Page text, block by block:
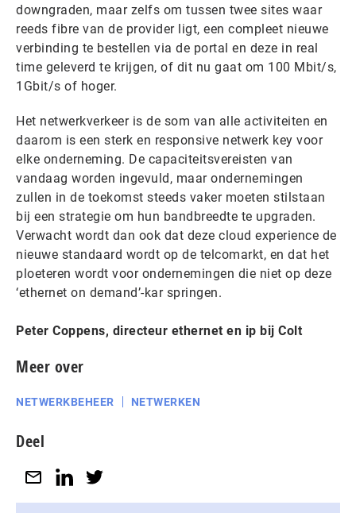
downgraden, maar zelfs om tussen twee sites waar
reeds fibre van de provider ligt, een compleet nieuwe
verbinding te bestellen via de portal en deze in real
time geleverd te krijgen, of dit nu gaat om 100 Mbit/s,
1Gbit/s of hoger.
Het netwerkverkeer is de som van alle activiteiten en
daarom is een sterk en responsive netwerk key voor
elke onderneming. De capaciteitsvereisten van
vandaag worden ingevuld, maar ondernemingen
zullen in de toekomst steeds vaker moeten stilstaan
bij een strategie om hun bandbreedte te upgraden.
Verwacht wordt dan ook dat deze cloud experience de
nieuwe standaard wordt op de telcomarkt, en dat het
ploeteren wordt voor ondernemingen die niet op deze
‘ethernet on demand’-kar springen.
Peter Coppens, directeur ethernet en ip bij Colt
Meer over
NETWERKBEHEER NETWERKEN
Deel